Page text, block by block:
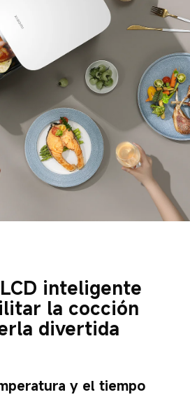
inteligente
la cocción
divertida
y el tiempo